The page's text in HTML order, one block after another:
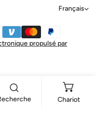
L
n
e
Français
propulsé par
Chariot